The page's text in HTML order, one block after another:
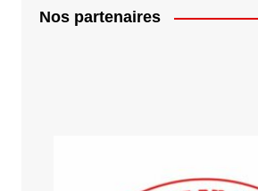
Nos partenaires